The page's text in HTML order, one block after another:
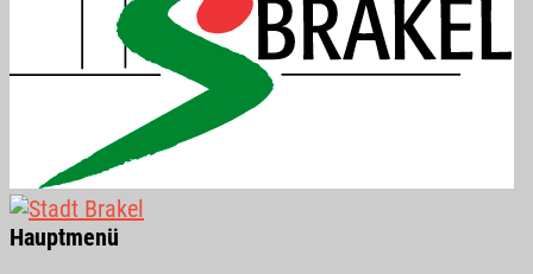
Hauptmenü